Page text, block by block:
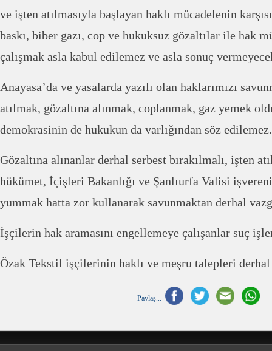
ve işten atılmasıyla başlayan haklı mücadelenin
baskı, biber gazı, cop ve hukuksuz gözaltılar ile hak
çalışmak asla kabul edilemez ve asla sonuç
Anayasa’da ve yasalarda yazılı olan haklarımızı
atılmak, gözaltına alınmak, coplanmak, gaz yemek
demokrasinin de hukukun da varlığından söz edilemez.
Gözaltına alınanlar derhal serbest bırakılmalı, işten
hükümet, İçişleri Bakanlığı ve Şanlıurfa Valisi
yummak hatta zor kullanarak savunmaktan derhal
İşçilerin hak aramasını engellemeye çalışanlar suç
Özak Tekstil işçilerinin haklı ve meşru talepleri derhal
Paylaş...